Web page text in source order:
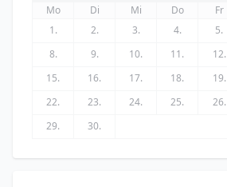
Mo
Di Mi Do Fr
1.
2. 3. 4. 5.
8.
9. 10. 11. 12.
15.
16. 17. 18. 19.
22.
23. 24. 25. 26.
29.
30.